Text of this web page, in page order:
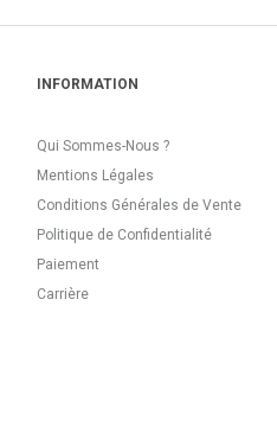
INFORMATION
Qui Sommes-Nous ?
Mentions Légales
Conditions Générales de Vente
Politique de Confidentialité
Paiement
Carrière